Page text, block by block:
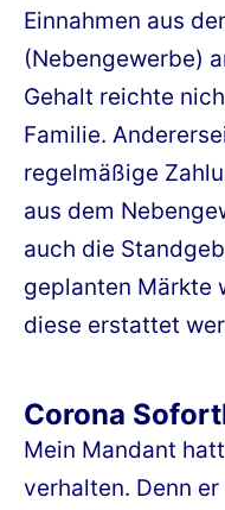
Einnahmen aus
(Nebengewerbe)
Gehalt reichte
Familie.
regelmäßige
aus dem
auch die
geplanten Märkte
diese erstattet
Corona
Mein Mandant
verhalten. Denn